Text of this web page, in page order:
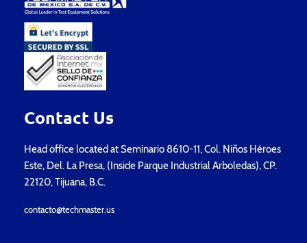
Contact Us
Head office located at Seminario 8610-11, Col. Niños Héroes
Este, Del. La Presa, (Inside Parque Industrial Arboledas), CP.
22120, Tijuana, B.C.
contacto@techmaster.us